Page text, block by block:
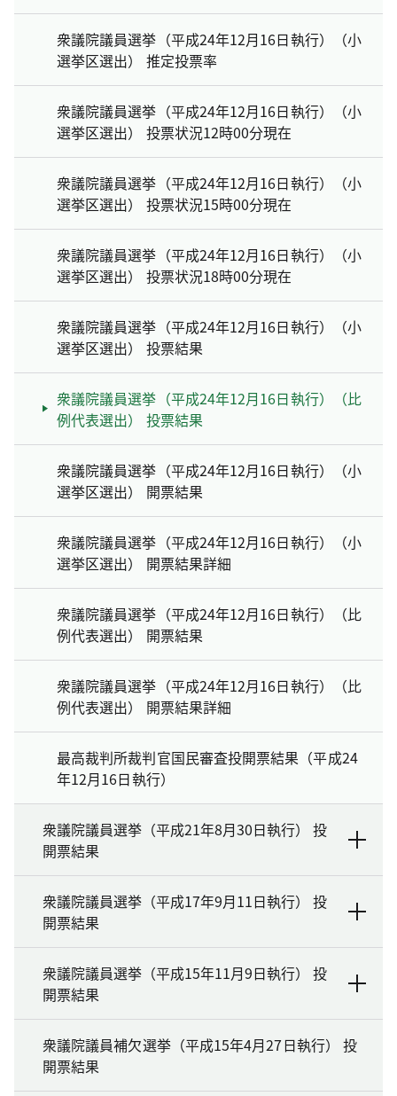
衆議院議員選挙（平成24年12月16日執行）（小
選挙区選出） 推定投票率
衆議院議員選挙（平成24年12月16日執行）（小
選挙区選出） 投票状況12時00分現在
衆議院議員選挙（平成24年12月16日執行）（小
選挙区選出） 投票状況15時00分現在
衆議院議員選挙（平成24年12月16日執行）（小
選挙区選出） 投票状況18時00分現在
衆議院議員選挙（平成24年12月16日執行）（小
選挙区選出） 投票結果
衆議院議員選挙（平成24年12月16日執行）（比
例代表選出） 投票結果
衆議院議員選挙（平成24年12月16日執行）（小
選挙区選出） 開票結果
衆議院議員選挙（平成24年12月16日執行）（小
選挙区選出） 開票結果詳細
衆議院議員選挙（平成24年12月16日執行）（比
例代表選出） 開票結果
衆議院議員選挙（平成24年12月16日執行）（比
例代表選出） 開票結果詳細
最高裁判所裁判官国民審査投開票結果（平成24
年12月16日執行）
衆議院議員選挙（平成21年8月30日執行） 投
開票結果
衆議院議員選挙（平成17年9月11日執行） 投
開票結果
衆議院議員選挙（平成15年11月9日執行） 投
開票結果
衆議院議員補欠選挙（平成15年4月27日執行） 投
開票結果